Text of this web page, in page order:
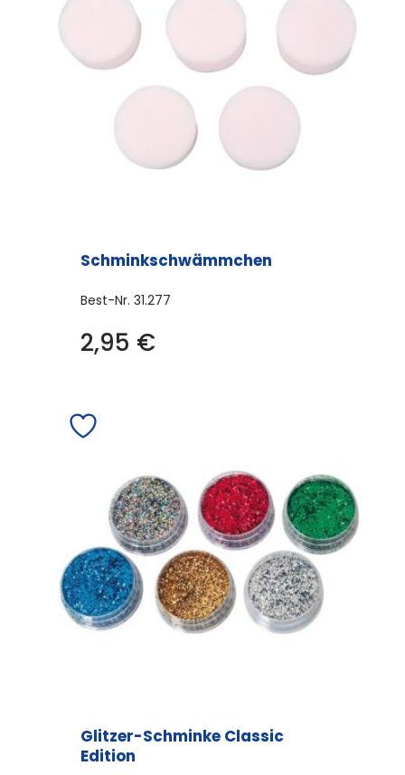
Schminkschwämmchen
Best-Nr. 31.277
2,95 €
Glitzer-Schminke Classic
Edition